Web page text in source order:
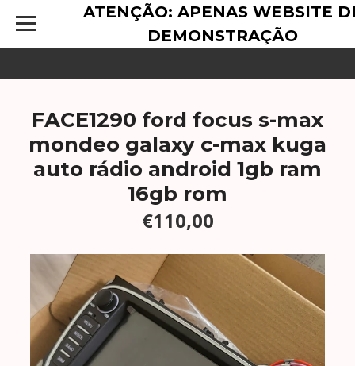
ATENÇÃO: APENAS WEBSITE
DEMONSTRAÇÃO
FACE1290 ford focus s-max
mondeo galaxy c-max kuga
auto rádio android 1gb ram
16gb rom
€110,00